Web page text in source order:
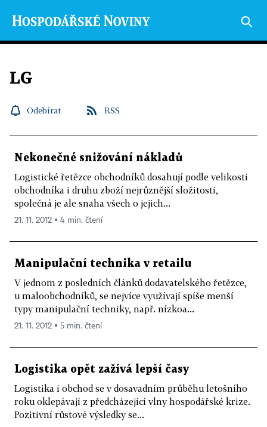
LG
Odebírat RSS
Nekonečné snižování nákladů
Logistické řetězce obchodníků dosahují podle velikosti
obchodníka i druhu zboží nejrůznější složitosti,
společná je ale snaha všech o jejich...
21. 11. 2012 ▪ 4 min. čtení
Manipulační technika v retailu
V jednom z posledních článků dodavatelského řetězce,
u maloobchodníků, se nejvíce využívají spíše menší
typy manipulační techniky, např. nízkoa...
21. 11. 2012 ▪ 5 min. čtení
Logistika opět zažívá lepší časy
Logistika i obchod se v dosavadním průběhu letošního
roku oklepávají z předcházející vlny hospodářské krize.
Pozitivní růstové výsledky se...